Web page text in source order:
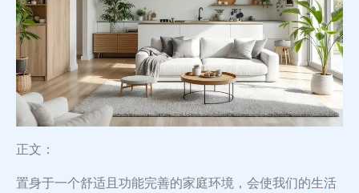
正文：
置身于一个舒适且功能完善的家庭环境，会使我们的生活